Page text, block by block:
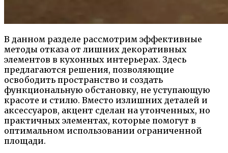
В данном разделе рассмотрим эффективные
методы отказа от лишних декоративных
элементов в кухонных интерьерах. Здесь
предлагаются решения, позволяющие
освободить пространство и создать
функциональную обстановку, не уступающую
красоте и стилю. Вместо излишних деталей и
аксессуаров, акцент сделан на утонченных, но
практичных элементах, которые помогут в
оптимальном использовании ограниченной
площади.